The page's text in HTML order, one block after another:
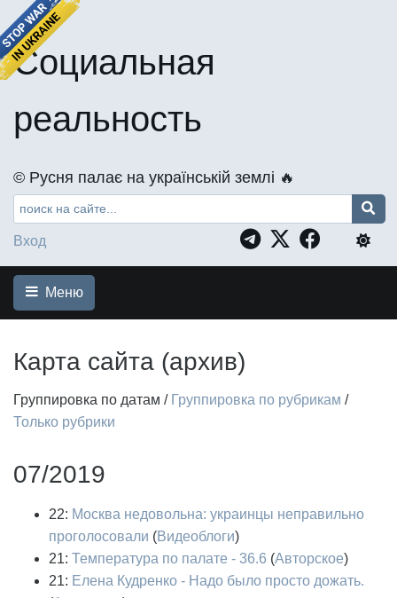
Социальная
реальность
©️ Русня палає на українській землі 🔥
Вход
Меню
Карта сайта (архив)
Группировка по датам / Группировка по рубрикам /
Только рубрики
07/2019
22: Москва недовольна: украинцы неправильно
проголосовали (Видеоблоги)
21: Температура по палате - 36.6 (Авторское)
21: Елена Кудренко - Надо было просто дожать.